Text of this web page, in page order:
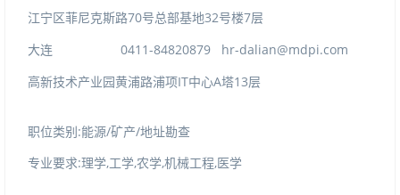
江宁区菲尼克斯路70号总部基地32号楼7层
大连 0411-84820879 hr-dalian@mdpi.com
高新技术产业园黄浦路浦项IT中心A塔13层
职位类别:能源/矿产/地址勘查
专业要求:理学,工学,农学,机械工程,医学